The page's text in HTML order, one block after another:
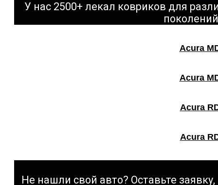
У нас 2500+ лекал ковриков для
Acura
Acura
Acura
Acura
Не нашли свой авто? Оставьте